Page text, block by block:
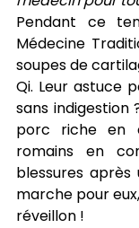
Pendant ce
Médecine
soupes de
Qi. Leur astuce
sans indigestion
porc riche en
romains en
blessures
marche pour
réveillon !